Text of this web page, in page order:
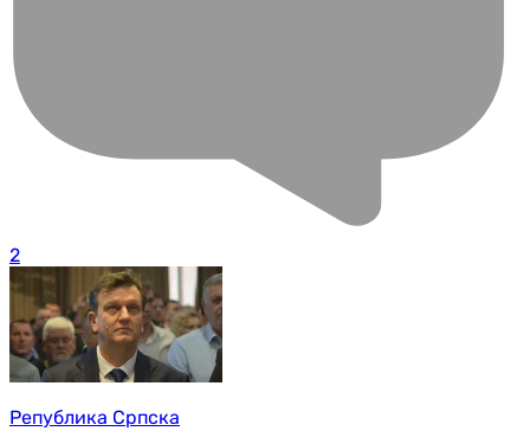
2
Република Српска